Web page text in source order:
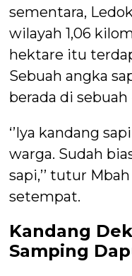
sementara,
wilayah 1,06
hektare itu
Sebuah angka
berada di
‘’Iya kandang
warga. Sudah
sapi,’’ tutur
setempat.
Kandang
Samping